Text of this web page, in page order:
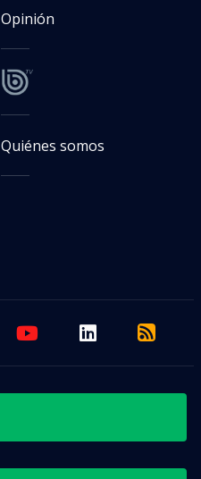
Opinión
Quiénes somos